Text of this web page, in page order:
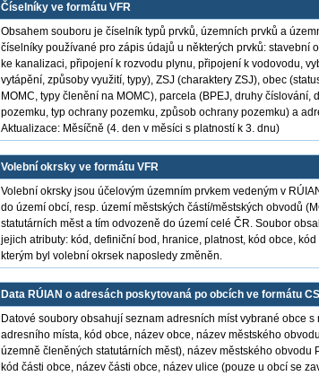
Číselníky ve formátu VFR
Obsahem souboru je číselník typů prvků, územních prvků a
číselníky používané pro zápis údajů u některých prvků: stavební
ke kanalizaci, připojení k rozvodu plynu, připojení k vodovodu,
vytápění, způsoby využití, typy), ZSJ (charaktery ZSJ), obec
MOMC, typy členění na MOMC), parcela (BPEJ, druhy číslování,
pozemku, typ ochrany pozemku, způsob ochrany pozemku) a
Aktualizace: Měsíčně (4. den v měsíci s platností k 3. dnu)
Volební okrsky ve formátu VFR
Volební okrsky jsou účelovým územním prvkem vedeným v
do území obcí, resp. území městských částí/městských obvodů
statutárních měst a tím odvozeně do území celé ČR. Soubor
jejich atributy: kód, definiční bod, hranice, platnost, kód obce,
kterým byl volební okrsek naposledy změněn.
Data RÚIAN o adresách poskytovaná po obcích ve formátu
Datové soubory obsahují seznam adresních míst vybrané obce s
adresního místa, kód obce, název obce, název městského
územně členěných statutárních měst), název městského obvodu
kód části obce, název části obce, název ulice (pouze u obcí se